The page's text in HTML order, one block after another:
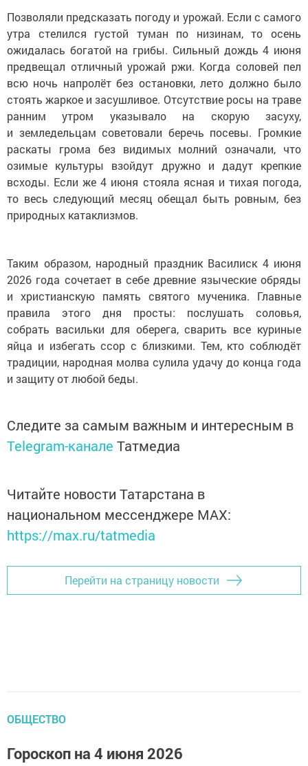
Позволяли предсказать погоду и урожай. Если с самого
утра стелился густой туман по низинам, то осень
ожидалась богатой на грибы. Сильный дождь 4 июня
предвещал отличный урожай ржи. Когда соловей пел
всю ночь напролёт без остановки, лето должно было
стоять жаркое и засушливое. Отсутствие росы на траве
ранним утром указывало на скорую засуху,
и земледельцам советовали беречь посевы. Громкие
раскаты грома без видимых молний означали, что
озимые культуры взойдут дружно и дадут крепкие
всходы. Если же 4 июня стояла ясная и тихая погода,
то весь следующий месяц обещал быть ровным, без
природных катаклизмов.
Таким образом, народный праздник Василиск 4 июня
2026 года сочетает в себе древние языческие обряды
и христианскую память святого мученика. Главные
правила этого дня просты: послушать соловья,
собрать васильки для оберега, сварить все куриные
яйца и избегать ссор с близкими. Тем, кто соблюдёт
традиции, народная молва сулила удачу до конца года
и защиту от любой беды.
Следите за самым важным и интересным в
Telegram-канале Татмедиа
Читайте новости Татарстана в
национальном мессенджере MАХ:
https://max.ru/tatmedia
Перейти на страницу новости
ОБЩЕСТВО
Гороскоп на 4 июня 2026